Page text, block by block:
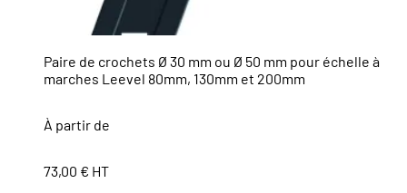
Paire de crochets Ø 30 mm ou Ø 50 mm pour échelle à
marches Leevel 80mm, 130mm et 200mm
À partir de
73,00 € HT